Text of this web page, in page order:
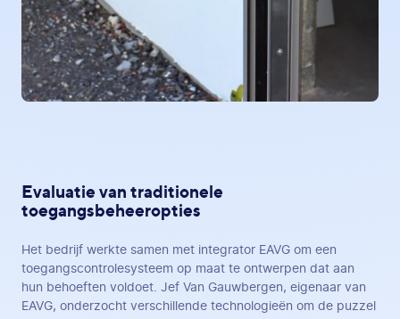
Evaluatie van traditionele
toegangsbeheeropties
Het bedrijf werkte samen met integrator EAVG om een
toegangscontrolesysteem op maat te ontwerpen dat aan
hun behoeften voldoet. Jef Van Gauwbergen, eigenaar van
EAVG, onderzocht verschillende technologieën om de puzzel